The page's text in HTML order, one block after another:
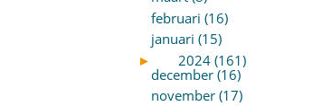
februari (16)
januari (15)
►
2024 (161)
december (16)
november (17)